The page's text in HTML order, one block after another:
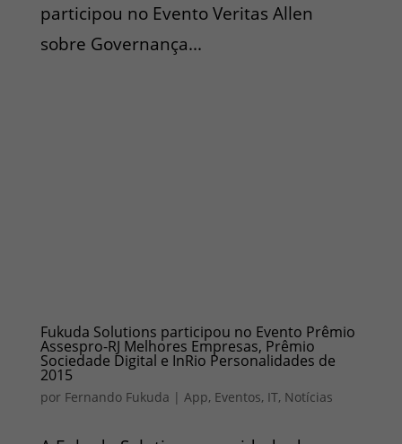
participou no Evento Veritas Allen
sobre Governança...
Fukuda Solutions participou no Evento Prêmio
Assespro-RJ Melhores Empresas, Prêmio
Sociedade Digital e InRio Personalidades de
2015
por Fernando Fukuda | App, Eventos, IT, Notícias